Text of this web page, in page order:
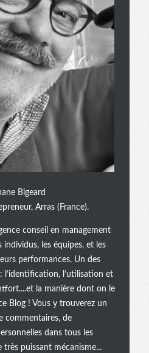
Bigeard
Arras (France).
conseil en management
individus, les équipes, et les
performances. Un des
l’identification, l’utilisation et
la manière dont on le
Blog ! Vous y trouverez un
commentaires, de
dans tous les
puissant mécanisme...